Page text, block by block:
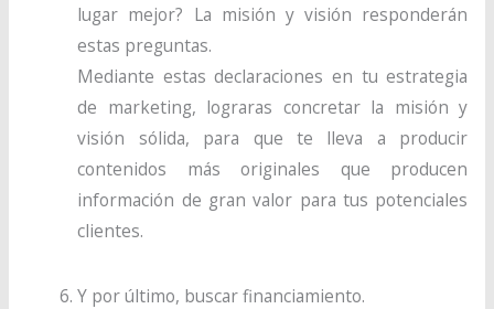
lugar mejor? La misión y visión responderán
estas preguntas.
Mediante estas declaraciones en tu estrategia
de marketing, lograras concretar la misión y
visión sólida, para que te lleva a producir
contenidos más originales que producen
información de gran valor para tus potenciales
clientes.
Y por último, buscar financiamiento.